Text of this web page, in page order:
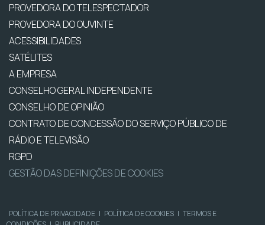
PROVEDORA DO TELESPECTADOR
PROVEDORA DO OUVINTE
ACESSIBILIDADES
SATÉLITES
A EMPRESA
CONSELHO GERAL INDEPENDENTE
CONSELHO DE OPINIÃO
CONTRATO DE CONCESSÃO DO SERVIÇO PÚBLICO DE
RÁDIO E TELEVISÃO
RGPD
GESTÃO DAS DEFINIÇÕES DE COOKIES
POLÍTICA DE PRIVACIDADE | POLÍTICA DE COOKIES | TERMOS E